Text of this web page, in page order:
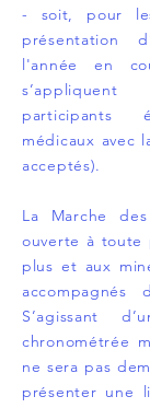
- soit, pour
présentation
l'année en
participants
médicaux avec
acceptés).
La Marche
ouverte à toute
plus et aux
S’agissant
chronométrée
ne sera pas
présenter une